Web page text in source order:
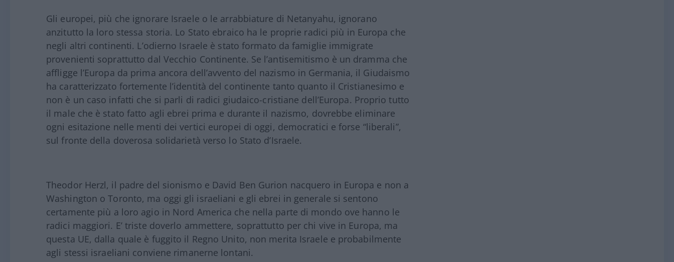
Gli europei, più che ignorare Israele o le arrabbiature di Netanyahu, ignorano
anzitutto la loro stessa storia. Lo Stato ebraico ha le proprie radici più in Europa che
negli altri continenti. L’odierno Israele è stato formato da famiglie immigrate
provenienti soprattutto dal Vecchio Continente. Se l’antisemitismo è un dramma che
affligge l’Europa da prima ancora dell’avvento del nazismo in Germania, il Giudaismo
ha caratterizzato fortemente l’identità del continente tanto quanto il Cristianesimo e
non è un caso infatti che si parli di radici giudaico-cristiane dell’Europa. Proprio tutto
il male che è stato fatto agli ebrei prima e durante il nazismo, dovrebbe eliminare
ogni esitazione nelle menti dei vertici europei di oggi, democratici e forse “liberali”,
sul fronte della doverosa solidarietà verso lo Stato d’Israele.
Theodor Herzl, il padre del sionismo e David Ben Gurion nacquero in Europa e non a
Washington o Toronto, ma oggi gli israeliani e gli ebrei in generale si sentono
certamente più a loro agio in Nord America che nella parte di mondo ove hanno le
radici maggiori. E’ triste doverlo ammettere, soprattutto per chi vive in Europa, ma
questa UE, dalla quale è fuggito il Regno Unito, non merita Israele e probabilmente
agli stessi israeliani conviene rimanerne lontani.